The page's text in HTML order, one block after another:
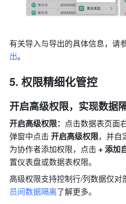
有关导入与导出的具体信息，请
出。
权限精细化管控
开启高级权限，实现数据
开启高级权限： 点击数据表页面
弹窗中点击 开启高级权限，并自
为协作者添加权限，点击 + 添加
置仪表盘或数据表权限。
高级权限支持控制行/列数据仅对
员间数据隔离了解更多。